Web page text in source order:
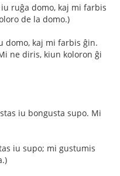
ruĝa domo, kaj mi farbis
de la domo.)
domo, kaj mi farbis ĝin.
ne diris, kiun koloron ĝi
iu bongusta supo. Mi
iu supo; mi gustumis